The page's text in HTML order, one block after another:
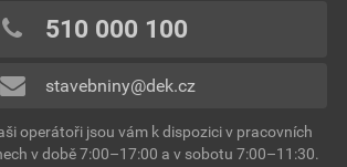
510 000 100
stavebniny@dek.cz
operátoři jsou vám k dispozici v pracovních
v době 7:00–17:00 a v sobotu 7:00–11:30.